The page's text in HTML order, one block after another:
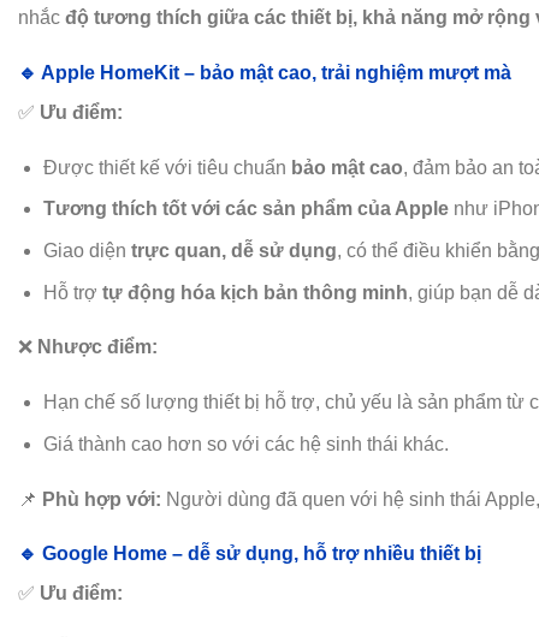
nhắc độ tương thích giữa các thiết bị, khả năng mở rộng
🔹 Apple HomeKit – bảo mật cao, trải nghiệm mượt mà
✅ Ưu điểm:
Được thiết kế với tiêu chuẩn bảo mật cao, đảm bảo an
Tương thích tốt với các sản phẩm của Applenhư
Giao diện trực quan, dễ sử dụng, có thể điều khiển
Hỗ trợ tự động hóa kịch bản thông minh, giúp bạn dễ
❌ Nhược điểm:
Hạn chế số lượng thiết bị hỗ trợ, chủ yếu là sản phẩm từ
Giá thành cao hơn so với các hệ sinh thái khác.
📌 Phù hợp với: Người dùng đã quen với hệ sinh thái
🔹 Google Home – dễ sử dụng, hỗ trợ nhiều thiết bị
✅ Ưu điểm: